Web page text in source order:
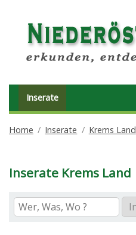
Inserate
Home Inserate Krems Land
Inserate Krems Land